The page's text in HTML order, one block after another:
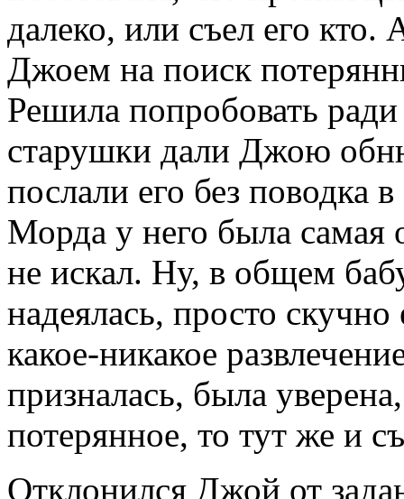
далеко, или съел его кто.
Джоем на поиск
Решила попробовать
старушки дали Джою
послали его без поводка
Морда у него была
не искал. Ну, в общем
надеялась, просто
какое-никакое
призналась, была
потерянное, то тут же и
Отклонился Джой от